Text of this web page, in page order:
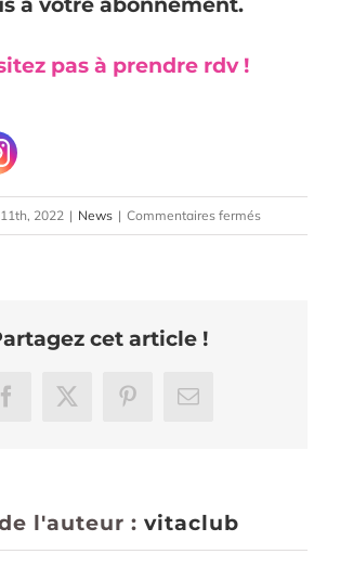
pas à prendre rdv !
2022 | News | Commentaires ferméssur
Rowing
cet article !
Facebook
X PinterestEmail
l'auteur : vitaclub